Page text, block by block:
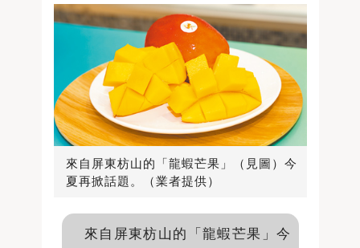
來自屏東枋山的「龍蝦芒果」（見圖）今
夏再掀話題。（業者提供）
來自屏東枋山的「龍蝦芒果」今